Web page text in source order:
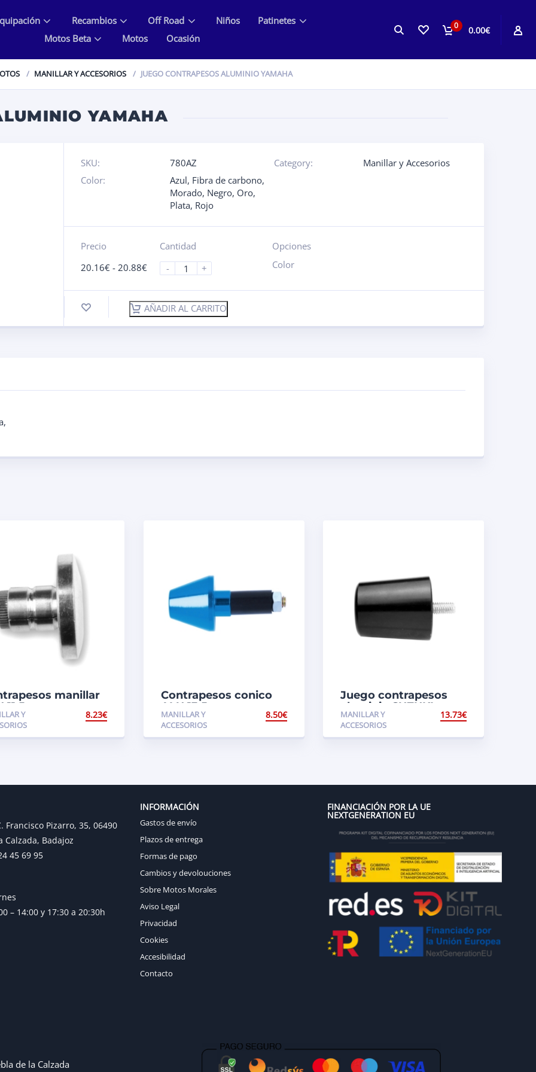
0 0.00€
Recambios Off Road Niños
Patinetes
Motos Beta
Motos Ocasión
MANILLAR Y ACCESORIOS JUEGO CONTRAPESOS ALUMINIO YAMAHA
YAMAHA
SKU: 780AZ Category:
Manillar y Accesorios
Color:
Azul, Fibra de carbono,
Morado, Negro, Oro,
Plata, Rojo
Precio
20.16€ - 20.88€
Cantidad
-
+
Opciones
Color
AÑADIR AL CARRITO
,
manillar
11,5mm
Y
8.23€
Contrapesos conico
ALU 13,5 mm
MANILLAR Y
ACCESORIOS
8.50€
Juego contrapesos
aluminio SUZUKI
MANILLAR Y
ACCESORIOS
13.73€
Francisco Pizarro, 35, 06490
Calzada, Badajoz
45 69 95
– 14:00 y 17:30 a 20:30h
INFORMACIÓN
Gastos de envío
Plazos de entrega
Formas de pago
Cambios y devolouciones
Sobre Motos Morales
Aviso Legal
Privacidad
Cookies
Accesibilidad
Contacto
FINANCIACIÓN POR LA UE
NEXTGENERATION EU
de la Calzada